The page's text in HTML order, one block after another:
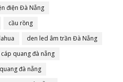
điện Đà Nẵng
cầu rồng
den led âm trần Đà Nẵng
quang đà nẵng
đà nẵng